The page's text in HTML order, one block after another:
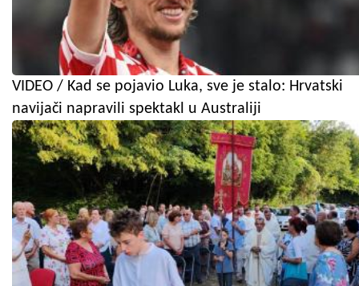
VIDEO / Kad se pojavio Luka, sve je stalo: Hrvatski
navijači napravili spektakl u Australiji